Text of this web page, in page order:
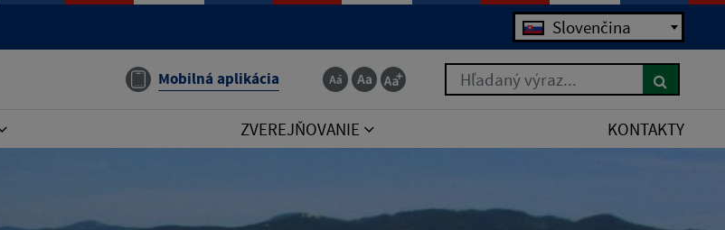
Jazyk Slovenčina
Mobilná aplikácia Hľadaný výraz...
ZVEREJŇOVANIE KONTAKTY